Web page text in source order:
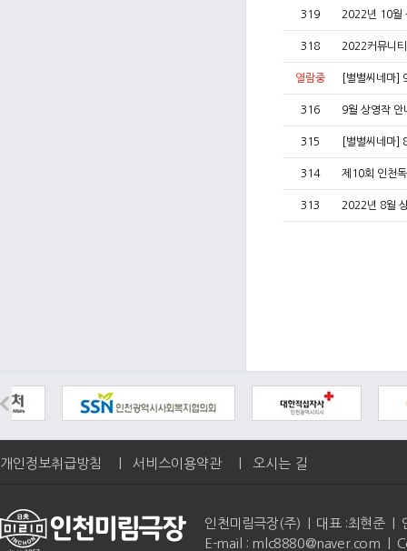
319 2022년 10월
318 2022커뮤니
열람중 [별별씨네마]
316 9월 상영작
315 [별별씨네마]
314 제10회 인천
313 2022년 8월
개인정보취급방침 서비스이용약관 오시는 길
인천미림극장(주) | 대표 :최현준 |
E-mail : mlc8880@naver.com |